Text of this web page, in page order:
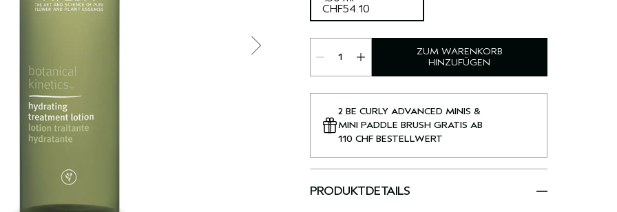
CHF54.10
ZUM WARENKORB
HINZUFÜGEN
2 BE CURLY ADVANCED MINIS &
MINI PADDLE BRUSH GRATIS AB
110 CHF BESTELLWERT
PRODUKTDETAILS